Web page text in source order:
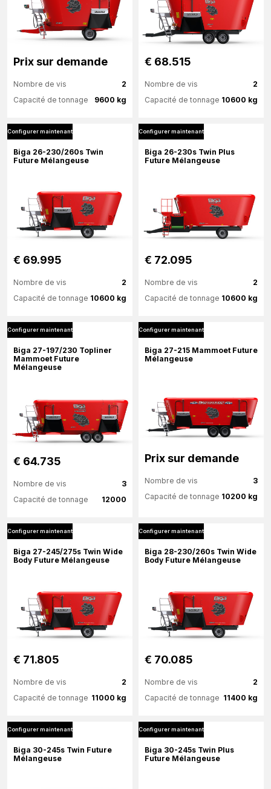
Prix ​​sur demande
2
Nombre de vis
9600 kg
Capacité de tonnage
Plus d'information
€ 68.515
2
Nombre de vis
10600 kg
Capacité de tonnage
Plus d'information
Configurer maintenant
Biga 26-230/260s Twin
Future Mélangeuse
€ 69.995
2
Nombre de vis
10600 kg
Capacité de tonnage
Plus d'information
Configurer maintenant
Configurer maintenant
Biga 26-230s Twin Plus
Future Mélangeuse
€ 72.095
2
Nombre de vis
10600 kg
Capacité de tonnage
Plus d'information
Configurer maintenant
Biga 27-197/230 Topliner
Mammoet Future
Mélangeuse
€ 64.735
3
Nombre de vis
12000
Capacité de tonnage
Plus d'information
Configurer maintenant
Biga 27-215 Mammoet Future
Mélangeuse
Prix ​​sur demande
3
Nombre de vis
10200 kg
Capacité de tonnage
Plus d'information
Configurer maintenant
Biga 27-245/275s Twin Wide
Body Future Mélangeuse
€ 71.805
2
Nombre de vis
11000 kg
Capacité de tonnage
Plus d'information
Configurer maintenant
Biga 28-230/260s Twin Wide
Body Future Mélangeuse
€ 70.085
2
Nombre de vis
11400 kg
Capacité de tonnage
Plus d'information
Configurer maintenant
Biga 30-245s Twin Future
Mélangeuse
Configurer maintenant
Biga 30-245s Twin Plus
Future Mélangeuse